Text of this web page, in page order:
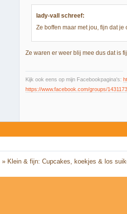
lady-vall schreef:
Ze boffen maar met jou, fijn dat
Ze waren er weer blij mee dus dat is
Kijk ook eens op mijn Facebookpagina's:
https://www.facebook.com/groups/
» Klein & fijn: Cupcakes, koekjes & los